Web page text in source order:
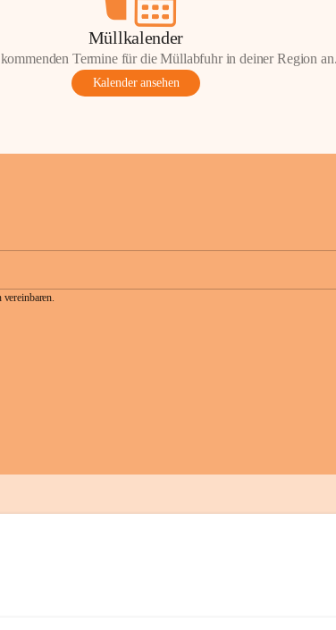
Müllkalender
Termine für die Müllabfuhr in deiner Region
Kalender ansehen